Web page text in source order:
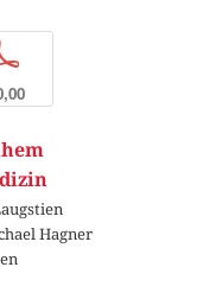
Hagner